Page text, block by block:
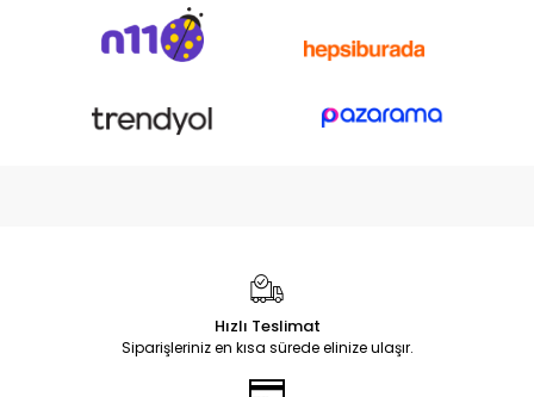
Hızlı Teslimat
Siparişleriniz en kısa sürede elinize ulaşır.